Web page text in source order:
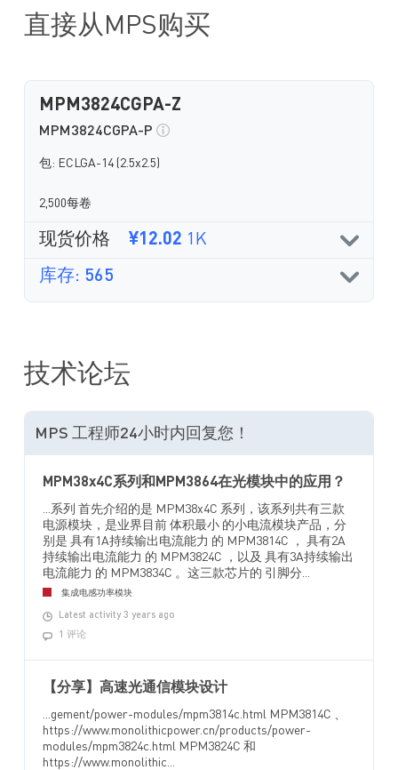
直接从MPS购买
MPM3824CGPA-Z
MPM3824CGPA-P
包: ECLGA-14 (2.5x2.5)
2,500每卷
现货价格 ¥12.02 1K
库存: 565
技术论坛
MPS 工程师24小时内回复您！
MPM38x4C系列和MPM3864在光模块中的应用？
...系列 首先介绍的是 MPM38x4C 系列，该系列共有三款
电源模块，是业界目前 体积最小 的小电流模块产品，分
别是 具有1A持续输出电流能力 的 MPM3814C ， 具有2A
持续输出电流能力 的 MPM3824C ，以及 具有3A持续输出
电流能力 的 MPM3834C 。这三款芯片的 引脚分...
集成电感功率模块
Latest activity 3 years ago
1 评论
【分享】高速光通信模块设计
...gement/power-modules/mpm3814c.html MPM3814C 、
https://www.monolithicpower.cn/products/power-
modules/mpm3824c.html MPM3824C 和
https://www.monolithic...